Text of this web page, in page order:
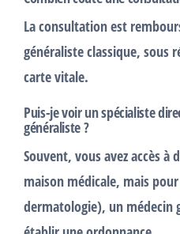
La consultation est
généraliste classique, sous
carte vitale.
Puis-je voir un spécialiste
généraliste ?
Souvent, vous avez accès
maison médicale, mais
dermatologie), un médecin